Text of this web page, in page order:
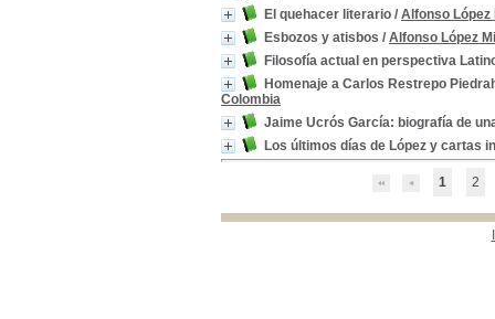
El quehacer literario / Alfonso López
Esbozos y atisbos / Alfonso López
Filosofía actual en perspectiva
Homenaje a Carlos Restrepo
Colombia
Jaime Ucrós García: biografía de
Los últimos días de López y cartas
1 2
Colombia -Derecho Constitucional - 1950 - 1976.
Colombia -Política y gobierno -1926-1959
Colombia -política y gobierno -1950-1976